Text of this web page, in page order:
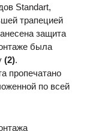
Standart,
трапецией
защита
была
(2).
пропечатано
по всей